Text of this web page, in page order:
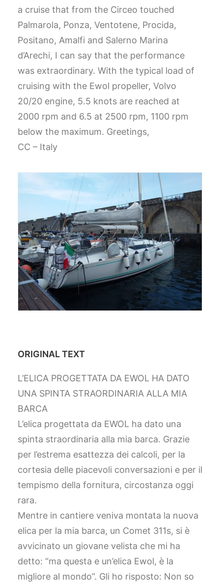
a cruise that from the Circeo touched
Palmarola, Ponza, Ventotene, Procida,
Positano, Amalfi and Salerno Marina
d’Arechi, I can say that the performance
was extraordinary. With the typical load of
cruising with the Ewol propeller, Volvo
20/20 engine, 5.5 knots are reached at
2000 rpm and 6.5 at 2500 rpm, 1100 rpm
below the maximum. Greetings,
CC – Italy
ORIGINAL TEXT
L’ELICA PROGETTATA DA EWOL HA DATO
UNA SPINTA STRAORDINARIA ALLA MIA
BARCA
L’elica progettata da EWOL ha dato una
spinta straordinaria alla mia barca. Grazie
per l’estrema esattezza dei calcoli, per la
cortesia delle piacevoli conversazioni e per il
tempismo della fornitura, circostanza oggi
rara.
Mentre in cantiere veniva montata la nuova
elica per la mia barca, un Comet 311s, si è
avvicinato un giovane velista che mi ha
detto: “ma questa e un’elica Ewol, è la
migliore al mondo”. Gli ho risposto: Non so